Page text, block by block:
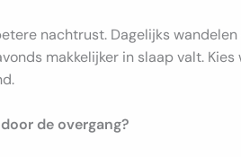
nachtrust. Dagelijks
makkelijker in slaap valt.
de overgang?